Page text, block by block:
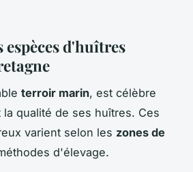
espèces d'huîtres
terroir marin, est célèbre
qualité de ses huîtres. Ces
varient selon les zones de
d'élevage.